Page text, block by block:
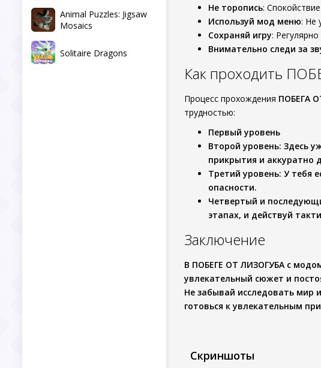
Animal Puzzles: Jigsaw
Mosaics
Solitaire Dragons
Не торопись:
Используй мод меню: Не
Сохраняй игру:
Внимательно следи за
Как проходить
Процесс прохождения ПОБЕГА
трудностью:
Первый уровень
Второй уровень: Здесь
прикрытия и аккуратно
Третий уровень: У тебя
опасности.
Четвертый и
этапах, и действуй
Заключение
В ПОБЕГЕ ОТ ЛИЗОГУБА с
увлекательный сюжет и
Не забывай исследовать мир
готовься к увлекательным
Скриншоты